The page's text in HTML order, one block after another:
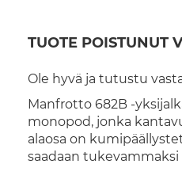
TUOTE POISTUNUT
Ole hyvä ja tutustu
Manfrotto 682B -
monopod, jonka
alaosa on
saadaan tukevammaksi